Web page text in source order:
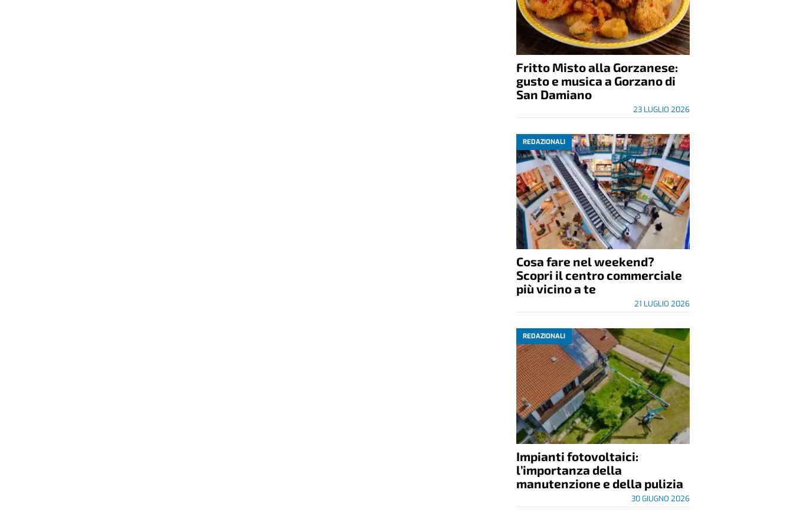
Fritto Misto alla Gorzanese:
gusto e musica a Gorzano di
San Damiano
23 LUGLIO 2026
REDAZIONALI
Cosa fare nel weekend?
Scopri il centro commerciale
più vicino a te
21 LUGLIO 2026
REDAZIONALI
Impianti fotovoltaici:
l’importanza della
manutenzione e della pulizia
30 GIUGNO 2026